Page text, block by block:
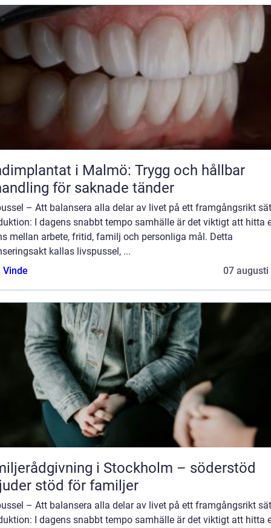
i Malmö: Trygg och hållbar
för saknade tänder
– Att balansera alla delar av livet på ett framgångsrikt
I dagens snabbt tempo samhälle är det viktigt att hitta
mellan arbete, fritid, familj och personliga mål. Detta
kallas livspussel, ...
Vinde
07 augusti
i Stockholm – söderstöd
stöd för familjer
– Att balansera alla delar av livet på ett framgångsrikt
I dagens snabbt tempo samhälle är det viktigt att hitta